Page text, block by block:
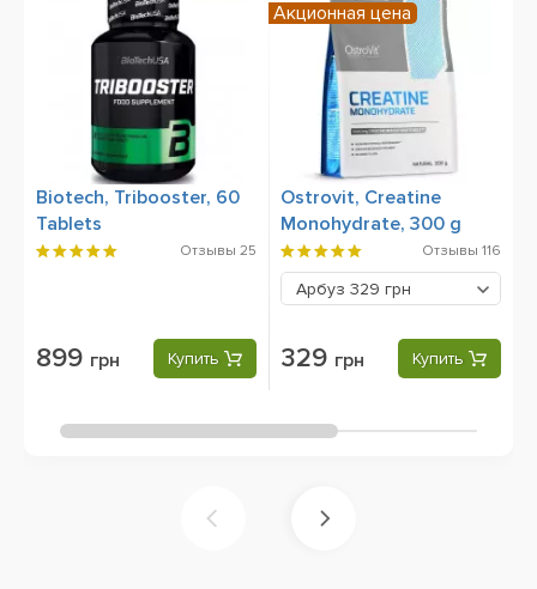
Biotech, Tribooster, 60
Tablets
Отзывы 25
899 грн Купить
Ostrovit, Creatine
Monohydrate, 300 g
Отзывы 116
Арбуз 329 грн
329 грн Купить
Акционная цена